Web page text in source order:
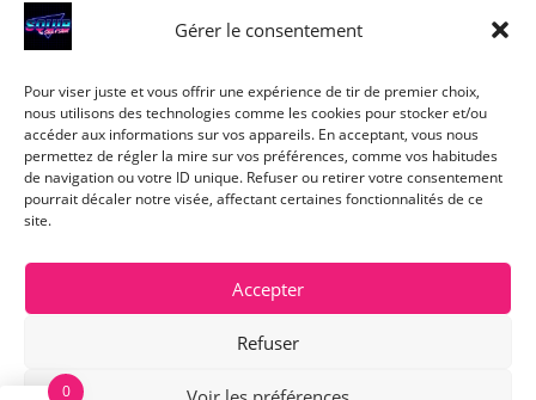
Gérer le consentement
Pour viser juste et vous offrir une expérience de tir de premier choix,
nous utilisons des technologies comme les cookies pour stocker et/ou
accéder aux informations sur vos appareils. En acceptant, vous nous
permettez de régler la mire sur vos préférences, comme vos habitudes
de navigation ou votre ID unique. Refuser ou retirer votre consentement
pourrait décaler notre visée, affectant certaines fonctionnalités de ce
site.
Accepter
Refuser
Terms and Conditions
Privacy Policy
Cookie Policy
0